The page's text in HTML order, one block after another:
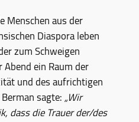
Menschen aus der
Diaspora leben
zum Schweigen
ein Raum der
und des aufrichtigen
sagte:„Wir
dass die Trauer der/des